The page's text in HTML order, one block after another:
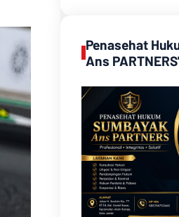
Penasehat
Ans